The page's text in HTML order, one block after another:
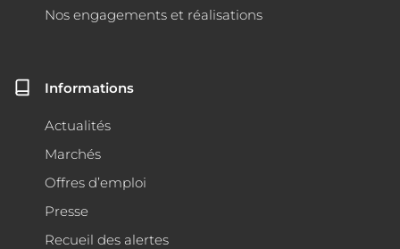
Nos engagements et réalisations
Informations
Actualités
Marchés
Offres d’emploi
Presse
Recueil des alertes